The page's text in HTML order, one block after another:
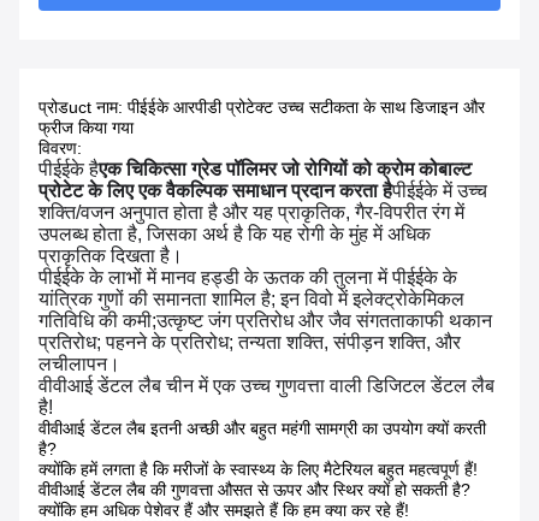
प्रोडuct नाम: पीईईके आरपीडी प्रोटेक्ट उच्च सटीकता के साथ डिजाइन और
फ्रीज किया गया
विवरण:
पीईईके हैएक चिकित्सा ग्रेड पॉलिमर जो रोगियों को क्रोम कोबाल्ट
प्रोटेट के लिए एक वैकल्पिक समाधान प्रदान करता हैपीईईके में उच्च
शक्ति/वजन अनुपात होता है और यह प्राकृतिक, गैर-विपरीत रंग में
उपलब्ध होता है, जिसका अर्थ है कि यह रोगी के मुंह में अधिक
प्राकृतिक दिखता है।
पीईईके के लाभों में मानव हड्डी के ऊतक की तुलना में पीईईके के
यांत्रिक गुणों की समानता शामिल है; इन विवो में इलेक्ट्रोकेमिकल
गतिविधि की कमी;उत्कृष्ट जंग प्रतिरोध और जैव संगतताकाफी थकान
प्रतिरोध; पहनने के प्रतिरोध; तन्यता शक्ति, संपीड़न शक्ति, और
लचीलापन।
वीवीआई डेंटल लैब चीन में एक उच्च गुणवत्ता वाली डिजिटल डेंटल लैब
है!
वीवीआई डेंटल लैब इतनी अच्छी और बहुत महंगी सामग्री का उपयोग क्यों करती
है?
क्योंकि हमें लगता है कि मरीजों के स्वास्थ्य के लिए मैटेरियल बहुत महत्वपूर्ण हैं!
वीवीआई डेंटल लैब की गुणवत्ता औसत से ऊपर और स्थिर क्यों हो सकती है?
क्योंकि हम अधिक पेशेवर हैं और समझते हैं कि हम क्या कर रहे हैं!